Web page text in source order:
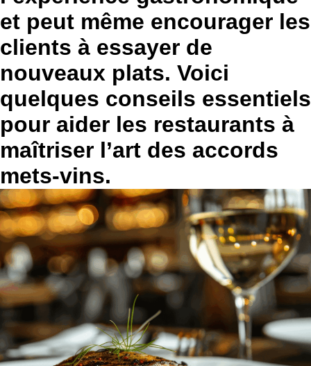
et peut même encourager les
clients à essayer de
nouveaux plats. Voici
quelques conseils essentiels
pour aider les restaurants à
maîtriser l’art des accords
mets-vins.